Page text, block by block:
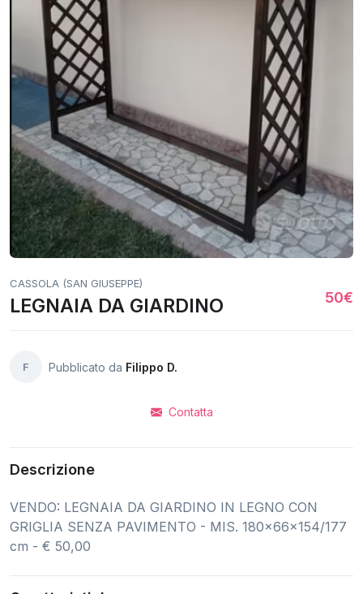
CASSOLA (SAN GIUSEPPE)
LEGNAIA DA GIARDINO 50€
F Pubblicato da Filippo D.
Contatta
Descrizione
VENDO: LEGNAIA DA GIARDINO IN LEGNO CON
GRIGLIA SENZA PAVIMENTO - MIS. 180x66x154/177
cm - € 50,00